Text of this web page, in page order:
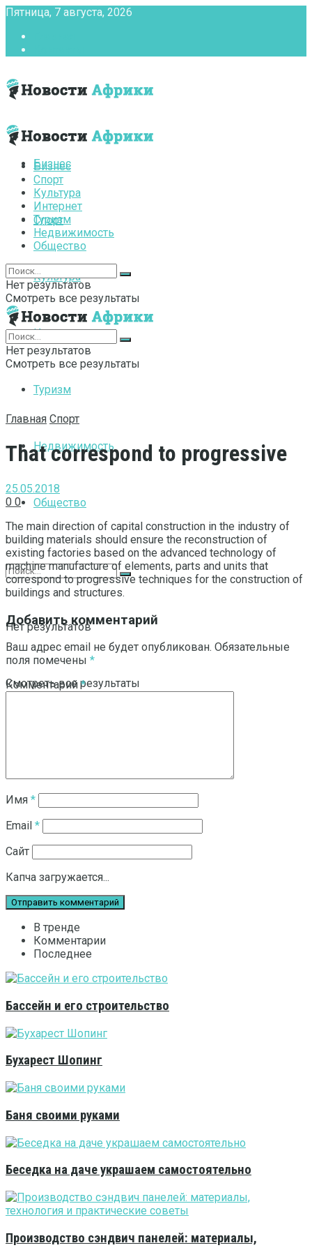
Пятница, 7 августа, 2026
Бизнес
Спорт
Культура
Интернет
Туризм
Недвижимость
Общество
Нет результатов
Смотреть все результаты
Бизнес
Спорт
Культура
Интернет
Туризм
Недвижимость
Общество
Нет результатов
Смотреть все результаты
Нет результатов
Смотреть все результаты
Главная Спорт
That correspond to progressive
25.05.2018
0 0
The main direction of capital construction in the industry of
building materials should ensure the reconstruction of
existing factories based on the advanced technology of
machine manufacture of elements, parts and units that
correspond to progressive techniques for the construction of
buildings and structures.
Добавить комментарий
Ваш адрес email не будет опубликован. Обязательные
поля помечены *
Комментарий*
Имя *
Email *
Сайт
Капча загружается...
В тренде
Комментарии
Последнее
Бассейн и его строительство
Бухарест Шопинг
Баня своими руками
Беседка на даче украшаем самостоятельно
Производство сэндвич панелей: материалы,